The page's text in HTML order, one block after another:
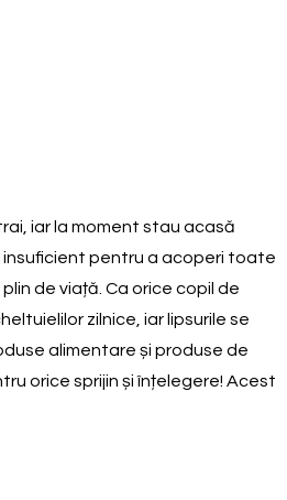
iar la moment stau acasă
insuficient pentru a acoperi toate
de viață. Ca orice copil de
zilnice, iar lipsurile se
alimentare și produse de
orice sprijin și înțelegere! Acest